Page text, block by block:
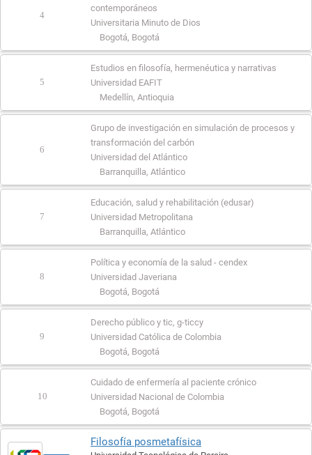
4
contemporáneos
Universitaria Minuto de Dios
Bogotá, Bogotá
5
Estudios en filosofía, hermenéutica y narrativas
Universidad EAFIT
Medellín, Antioquia
6
Grupo de investigación en simulación de procesos y
transformación del carbón
Universidad del Atlántico
Barranquilla, Atlántico
7
Educación, salud y rehabilitación (edusar)
Universidad Metropolitana
Barranquilla, Atlántico
8
Política y economía de la salud - cendex
Universidad Javeriana
Bogotá, Bogotá
9
Derecho público y tic, g-ticcy
Universidad Católica de Colombia
Bogotá, Bogotá
10
Cuidado de enfermería al paciente crónico
Universidad Nacional de Colombia
Bogotá, Bogotá
Filosofía posmetafísica